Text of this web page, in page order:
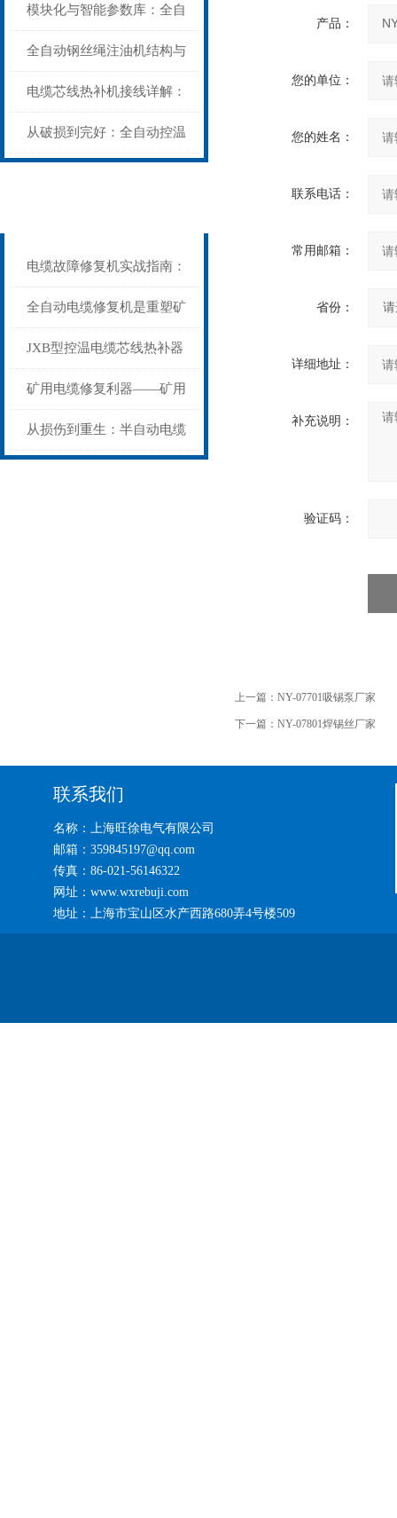
分指南：从“绝缘电
阻”到“波形特征”的精准诊
断逻辑
模块化与智能参数库：全自
动电缆修复机的快速换型逻
辑
全自动钢丝绳注油机结构与
工作原理：揭秘高效润滑的
机械密码
电缆芯线热补机接线详解：
从入门到精通
从破损到完好：全自动控温
电缆故障修复机实战指南：
从“盲测”到“精确定点”的三
步作业法
全自动电缆修复机是重塑矿
山电力动脉的“智能外科医
生”
JXB型控温电缆芯线热补器
安装与接线：精准修复的工
艺基石
矿用电缆修复利器——矿用
电缆热补机智能控温，安全
从损伤到重生：半自动电缆
产品：
您的单位：
您的姓名：
联系电话：
常用邮箱：
省份：
详细地址：
补充说明：
验证码：
上一篇： NY-07701吸锡泵厂家
下一篇： NY-07801焊锡丝厂家
联系我们
名称：上海旺徐电气有限公司
邮箱：359845197@qq.com
传真：86-021-56146322
网址：www.wxrebuji.com
地址：上海市宝山区水产西路680弄4号楼509